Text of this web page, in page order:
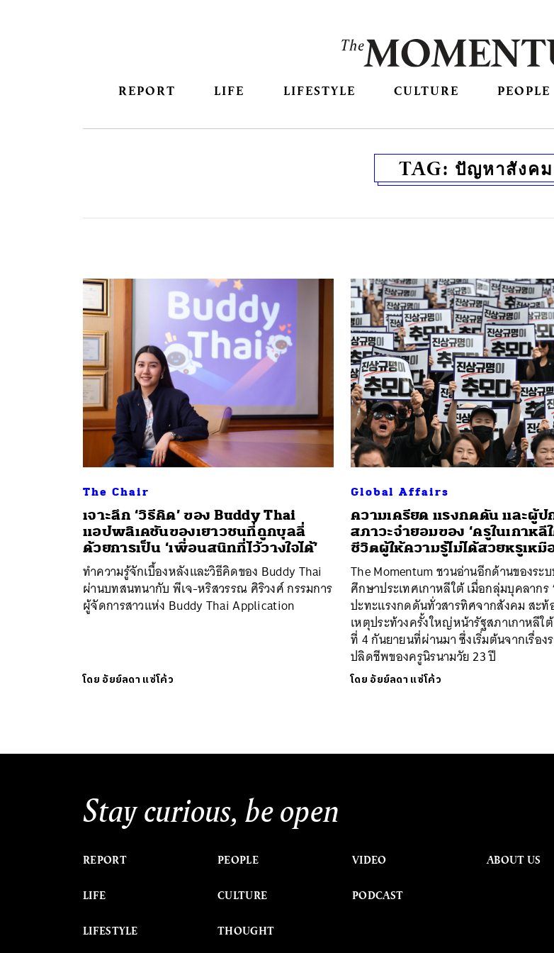
REPORT LIFE LIFESTYLE CULTURE PEOPLE
TAG: ปัญหาสังคม
The Chair
เจาะลึก ‘วิธีคิด’ ของ Buddy Thai
แอปพลิเคชันของเยาวชนที่ถูกบุลลี่
ด้วยการเป็น ‘เพื่อนสนิทที่ไว้วางใจได้’
ทำความรู้จักเบื้องหลังและวิธีคิดของ Buddy Thai
ผ่านบทสนทนากับ พีเจ-หริสวรรณ ศิริวงศ์ กรรมการ
ผู้จัดการสาวแห่ง Buddy Thai Application
โดย อัยย์ลดา แซ่โค้ว
Global Affairs
ความเครียด แรงกดดัน และผู้ป
สภาวะจำยอมของ ‘ครูในเกาหลีใ
ชีวิตผู้ให้ความรู้ไม่ได้สวยหรูเห
The Momentum ชวนอ่านอีกด้านของระ
ศึกษาประเทศเกาหลีใต้ เมื่อกลุ่มบุคลากร
ปะทะแรงกดดันทั่วสารทิศจากสังคม สะท้
เหตุประท้วงครั้งใหญ่หน้ารัฐสภาเกาหลีใ
ที่ 4 กันยายนที่ผ่านมา ซึ่งเริ่มต้นจากเรื่อง
ปลิดชีพของครูนิรนามวัย 23 ปี
โดย อัยย์ลดา แซ่โค้ว
Stay curious, be open
REPORT
LIFE
LIFESTYLE
PEOPLE
CULTURE
THOUGHT
VIDEO
PODCAST
ABOUT US
ค้นหา
SHARE TWEET LINE